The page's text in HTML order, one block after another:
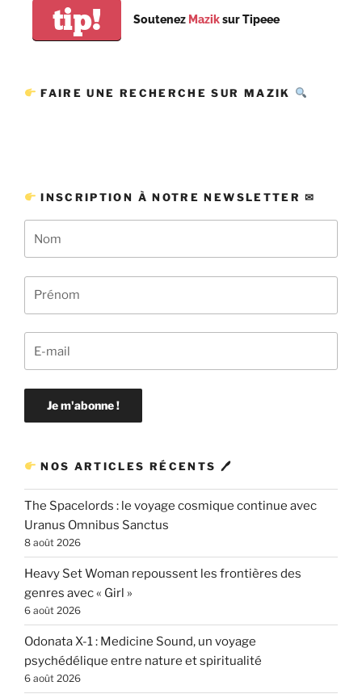
tip! Soutenez Maziksur Tipeee
FAIRE UNE RECHERCHE SUR MAZIK
INSCRIPTION À NOTRE NEWSLETTER ✉
NOS ARTICLES RÉCENTS 🖊
The Spacelords : le voyage cosmique continue avec
Uranus Omnibus Sanctus
8 août 2026
Heavy Set Woman repoussent les frontières des
genres avec « Girl »
6 août 2026
Odonata X-1 : Medicine Sound, un voyage
psychédélique entre nature et spiritualité
6 août 2026